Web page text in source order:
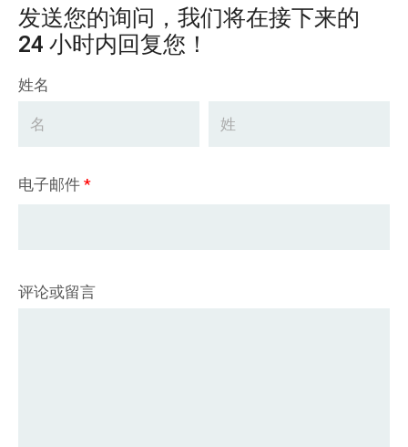
发送您的询问，我们将在接下来的
24 小时内回复您！
姓名
电子邮件*
评论或留言